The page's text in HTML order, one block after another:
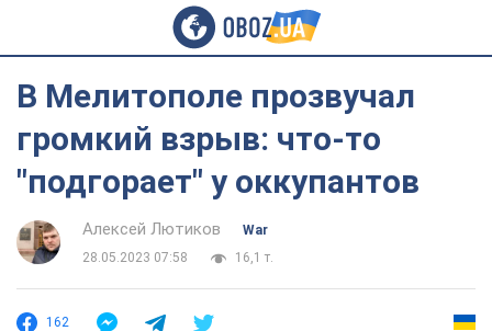
В Мелитополе прозвучал
громкий взрыв: что-то
"подгорает" у оккупантов
Алексей Лютиков
War
28.05.2023 07:58
16,1 т.
162